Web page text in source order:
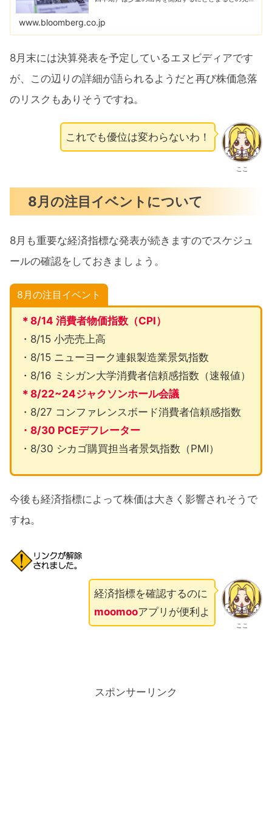
www.bloomberg.co.jp
8月末には決算発表を予定しているエヌビディアです
が、この辺りの詳細が語られるようだと再び株価急落
のリスクもありそうですね。
ここ
これでも優位は変わらないわ！
8月の注目イベントについて
8月も重要な経済指標な発表が続きますのでスケジュ
ールの確認をしておきましょう。
8月の注目イベント
＊8/14 消費者物価指数（CPI）
・8/15 小売売上高
・8/15 ニューヨーク連銀製造業景気指数
・8/16 ミシガン大学消費者信頼感指数（速報値）
＊8/22~24ジャクソンホール会議
・8/27 コンファレンスボード消費者信頼感指数
・8/30 PCEデフレーター
・8/30 シカゴ購買担当者景気指数（PMI）
今後も経済指標によって株価は大きく影響されそうで
すね。
ここ
経済指標を確認するのに
moomooアプリが便利よ
スポンサーリンク